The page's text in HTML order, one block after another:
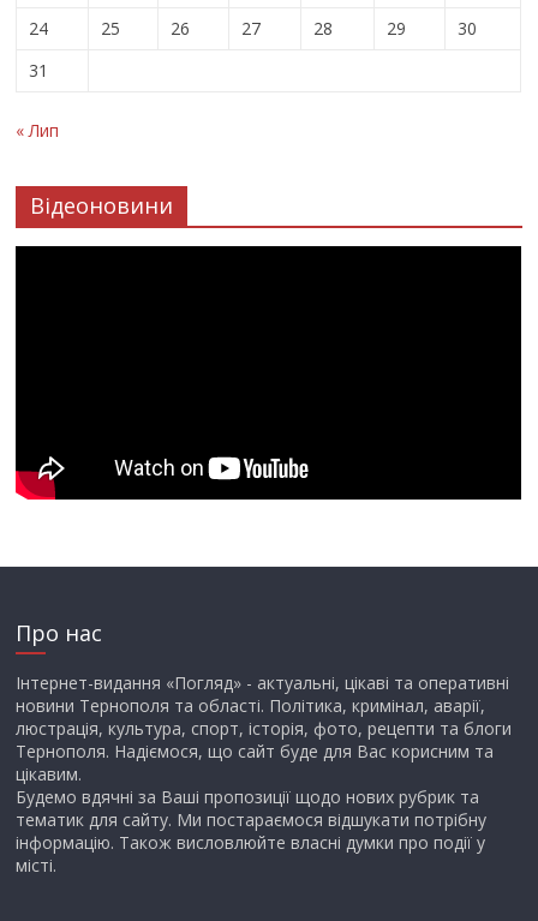
24
25 26 27 28 29
30
31
« Лип
Відеоновини
Про нас
Інтернет-видання «Погляд» - актуальні, цікаві та оперативні
новини Тернополя та області. Політика, кримінал, аварії,
люстрація, культура, спорт, історія, фото, рецепти та блоги
Тернополя. Надіємося, що сайт буде для Вас корисним та
цікавим.
Будемо вдячні за Ваші пропозиції щодо нових рубрик та
тематик для сайту. Ми постараємося відшукати потрібну
інформацію. Також висловлюйте власні думки про події у
місті.